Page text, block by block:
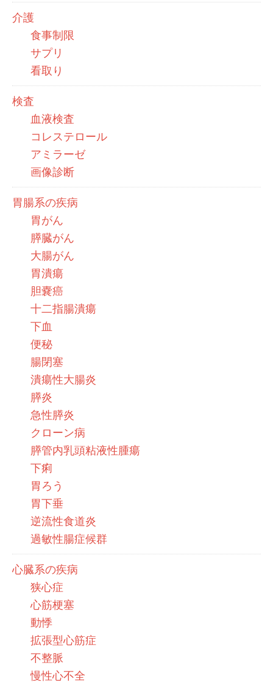
介護
食事制限
サプリ
看取り
検査
血液検査
コレステロール
アミラーゼ
画像診断
胃腸系の疾病
胃がん
膵臓がん
大腸がん
胃潰瘍
胆嚢癌
十二指腸潰瘍
下血
便秘
腸閉塞
潰瘍性大腸炎
膵炎
急性膵炎
クローン病
膵管内乳頭粘液性腫瘍
下痢
胃ろう
胃下垂
逆流性食道炎
過敏性腸症候群
心臓系の疾病
狭心症
心筋梗塞
動悸
拡張型心筋症
不整脈
慢性心不全